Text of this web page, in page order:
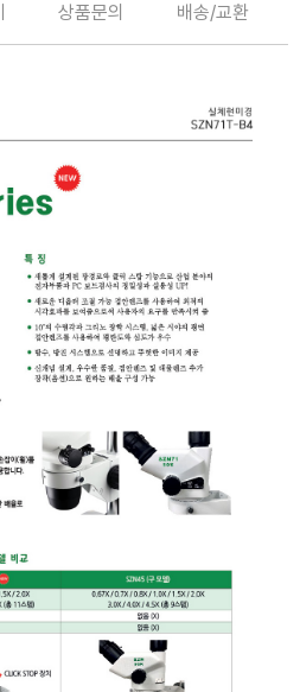
상품문의 배송/교환